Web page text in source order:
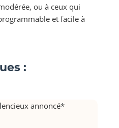
ou à ceux qui
et facile à
:
annoncé*